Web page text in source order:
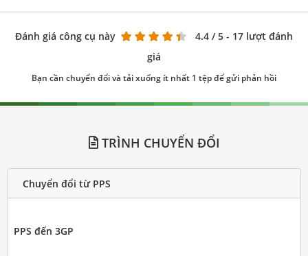
Đánh giá công cụ này 4.4 / 5 - 17 lượt đánh
giá
Bạn cần chuyển đổi và tải xuống ít nhất 1 tệp để gửi phản hồi
TRÌNH CHUYỂN ĐỔI
Chuyển đổi từ PPS
PPS đến 3GP